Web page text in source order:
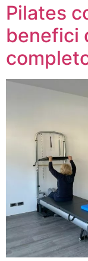
Pilates
benefici